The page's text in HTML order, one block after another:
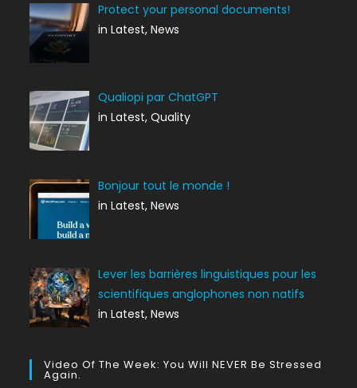
Protect your personal documents!
in Latest, News
Qualiopi par ChatGPT
in Latest, Quality
Bonjour tout le monde !
in Latest, News
Lever les barrières linguistiques pour les
scientifiques anglophones non natifs
in Latest, News
Video Of The Week: You Will NEVER Be Stressed
Again.